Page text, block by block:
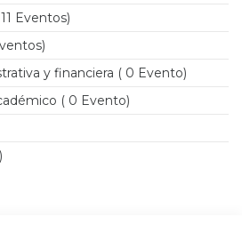
Eventos)
y financiera ( 0 Evento)
( 0 Evento)